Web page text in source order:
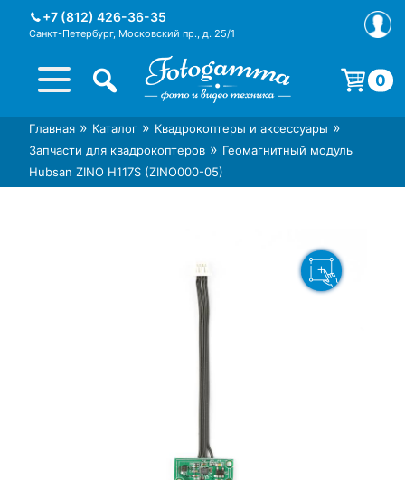
+7 (812) 426-36-35
Санкт-Петербург, Московский пр., д. 25/1
Интернет-магазин фототехники
Foto-Gamma в СПб
Магазин фотоаксессуаров foto-
gamma.ru
0
Корзина пуста.
Главная » Каталог » Квадрокоптеры и аксессуары »
Запчасти для квадрокоптеров » Геомагнитный модуль
Hubsan ZINO H117S (ZINO000-05)